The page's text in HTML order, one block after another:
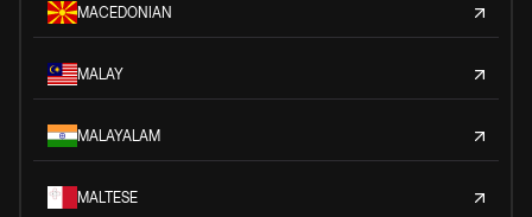
MACEDONIAN
MALAY
MALAYALAM
MALTESE